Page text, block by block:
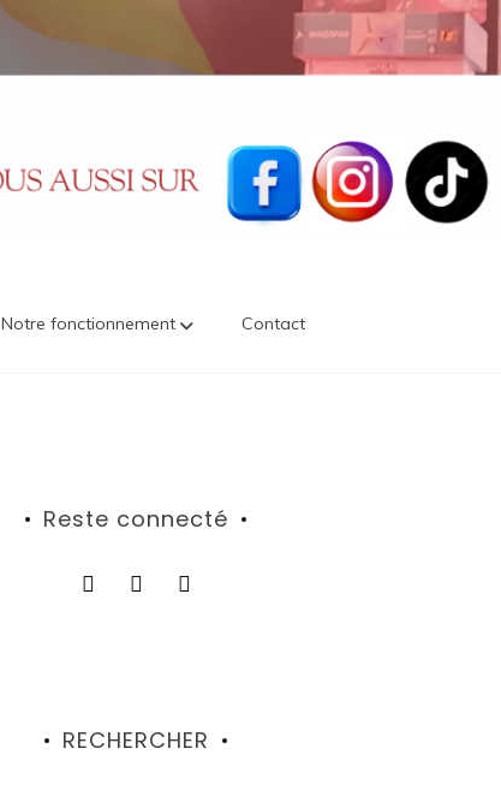
Notre fonctionnement Contact
Reste connecté
RECHERCHER